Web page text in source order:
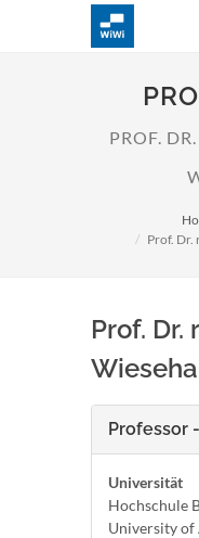
PROF.
Prof. Dr.
Prof. Dr.
Professor
Universität
Hochschule
University of